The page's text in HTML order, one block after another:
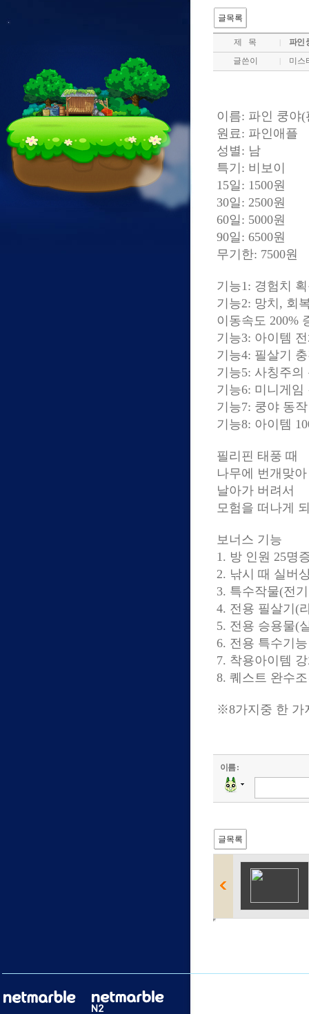
글목록
제 목
파인
글쓴이
미스
이름: 파인 쿵야(
원료: 파인애플
성별: 남
특기: 비보이
15일: 1500원
30일: 2500원
60일: 5000원
90일: 6500원
무기한: 7500원
기능1: 경험치
기능2: 망치, 회
이동속도 200%
기능3: 아이템
기능4: 필살기
기능5: 사칭주의
기능6: 미니게임
기능7: 쿵야 동
기능8: 아이템
필리핀 태풍 때
나무에 번개맞아
날아가 버려서
모험을 떠나게
보너스 기능
1. 방 인원 25명
2. 낚시 때 실버
3. 특수작물(전
4. 전용 필살기(
5. 전용 승용물(
6. 전용 특수기
7. 착용아이템
8. 퀘스트 완수
※8가지중 한 가
이름 :
글목록